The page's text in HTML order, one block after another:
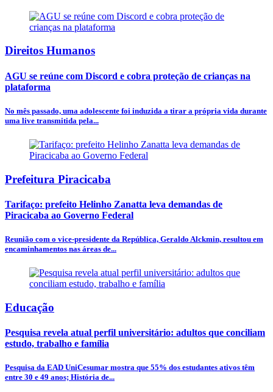
Direitos Humanos
AGU se reúne com Discord e cobra proteção de crianças na
plataforma
No mês passado, uma adolescente foi induzida a tirar a própria vida durante
uma live transmitida pela...
Prefeitura Piracicaba
Tarifaço: prefeito Helinho Zanatta leva demandas de
Piracicaba ao Governo Federal
Reunião com o vice-presidente da República, Geraldo Alckmin, resultou em
encaminhamentos nas áreas de...
Educação
Pesquisa revela atual perfil universitário: adultos que conciliam
estudo, trabalho e família
Pesquisa da EAD UniCesumar mostra que 55% dos estudantes ativos têm
entre 30 e 49 anos; História de...